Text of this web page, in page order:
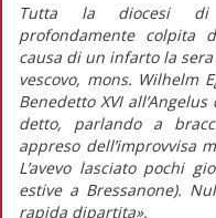
Tutta la diocesi di
profondamente colpita
causa di un infarto la
vescovo, mons. Wilhelm
Benedetto XVI
detto, parlando a
appreso dell’improvvisa
L’avevo lasciato pochi
estive a Bressanone).
rapida dipartita».